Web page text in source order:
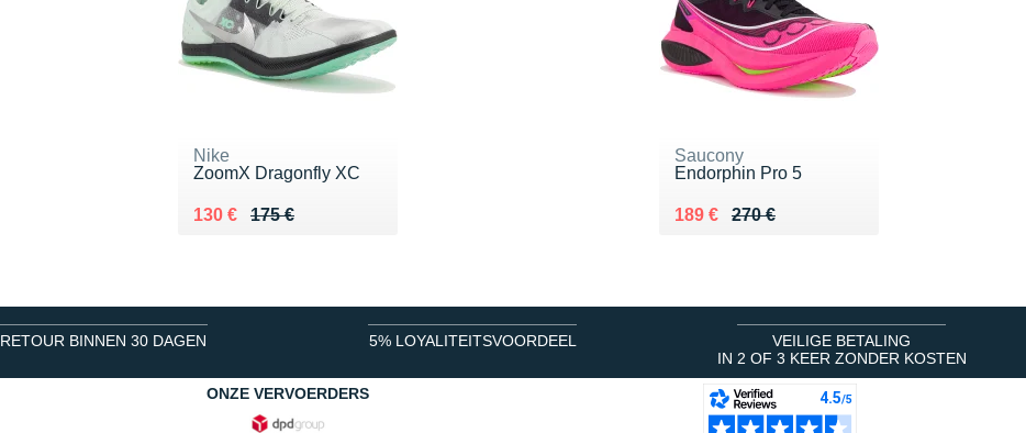
Nike
ZoomX Dragonfly XC
175 €
Au lieu de 175 €
130 €
Vendu 130 €
Saucony
Endorphin Pro 5
270 €
Au lieu de 270 €
189 €
Vendu 189 €
RETOUR BINNEN 30 DAGEN 5% LOYALITEITSVOORDEEL
VEILIGE BETALING
IN 2 OF 3 KEER ZONDER KOSTEN
ONZE VERVOERDERS